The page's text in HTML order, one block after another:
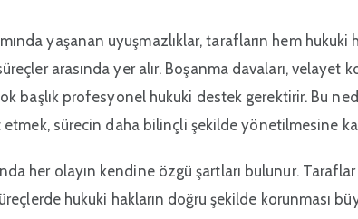
yaşanan uyuşmazlıklar, tarafların hem hukuki
arasında yer alır. Boşanma davaları, velayet
başlık profesyonel hukuki destek gerektirir. Bu
etmek, sürecin daha bilinçli şekilde yönetilmesine
her olayın kendine özgü şartları bulunur.
hukuki hakların doğru şekilde korunması